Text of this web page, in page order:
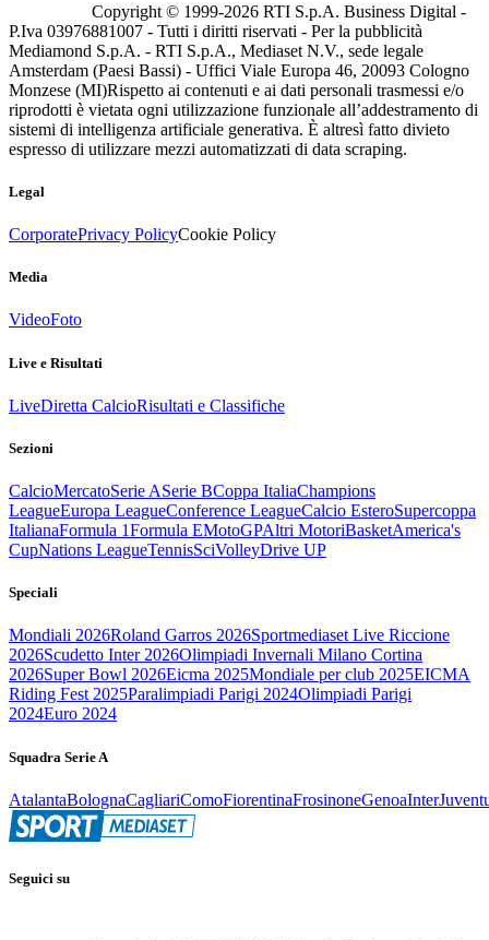
Copyright © 1999-2026 RTI S.p.A. Business Digital -
P.Iva 03976881007 - Tutti i diritti riservati - Per la pubblicità
Mediamond S.p.A. - RTI S.p.A., Mediaset N.V., sede legale
Amsterdam (Paesi Bassi) - Uffici Viale Europa 46, 20093 Cologno
Monzese (MI)Rispetto ai contenuti e ai dati personali trasmessi e/o
riprodotti è vietata ogni utilizzazione funzionale all’addestramento di
sistemi di intelligenza artificiale generativa. È altresì fatto divieto
espresso di utilizzare mezzi automatizzati di data scraping.
Legal
CorporatePrivacy PolicyCookie Policy
Media
VideoFoto
Live e Risultati
LiveDiretta CalcioRisultati e Classifiche
Sezioni
CalcioMercatoSerie ASerie BCoppa ItaliaChampions
LeagueEuropa LeagueConference LeagueCalcio EsteroSupercoppa
ItalianaFormula 1Formula EMotoGPAltri MotoriBasketAmerica's
CupNations LeagueTennisSciVolleyDrive UP
Speciali
Mondiali 2026Roland Garros 2026Sportmediaset Live Riccione
2026Scudetto Inter 2026Olimpiadi Invernali Milano Cortina
2026Super Bowl 2026Eicma 2025Mondiale per club 2025EICMA
Riding Fest 2025Paralimpiadi Parigi 2024Olimpiadi Parigi
2024Euro 2024
Squadra Serie A
AtalantaBolognaCagliariComoFiorentinaFrosinoneGenoaInter
Seguici su